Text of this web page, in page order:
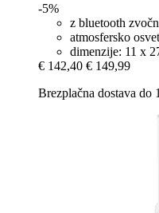
-5%
z bluetooth
atmosfersko
dimenzije: 11 x
€ 142,40 € 149,99
Brezplačna dostava do